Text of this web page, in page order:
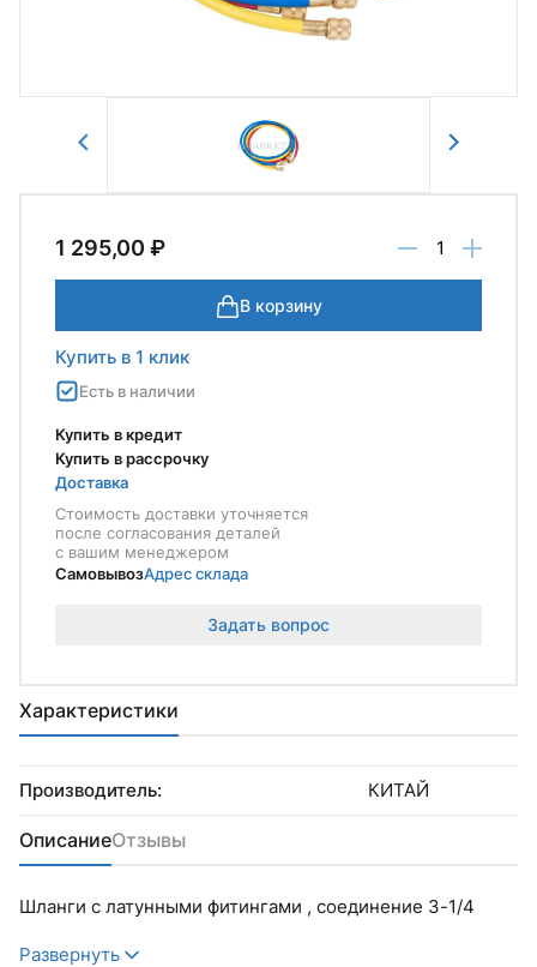
Характеристики
Производитель: КИТАЙ
1 295,00 ₽
В корзину
Купить в 1 клик
Есть в наличии
Купить в кредит
Купить в рассрочку
Доставка
Стоимость доставки уточняется
после согласования деталей
с вашим менеджером
СамовывозАдрес склада
Задать вопрос
ОписаниеОтзывы
Шланги с латунными фитингами , соединение 3-1/4
Развернуть
Отправить